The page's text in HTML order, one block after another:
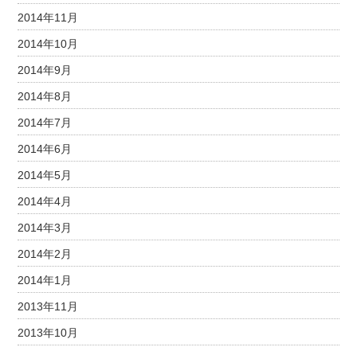
2014年11月
2014年10月
2014年9月
2014年8月
2014年7月
2014年6月
2014年5月
2014年4月
2014年3月
2014年2月
2014年1月
2013年11月
2013年10月